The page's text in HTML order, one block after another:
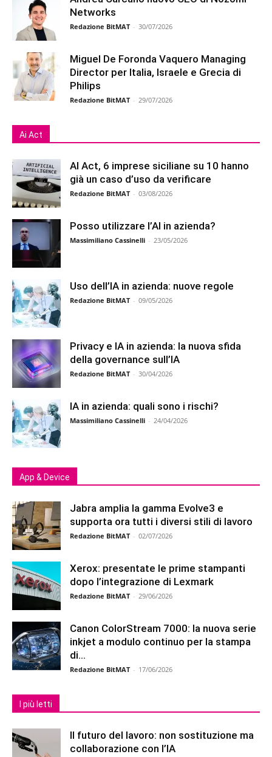
Networks
Redazione BitMAT - 30/07/2026
Miguel De Foronda Vaquero Managing
Director per Italia, Israele e Grecia di
Philips
Redazione BitMAT - 29/07/2026
Ai Act
AI Act, 6 imprese siciliane su 10 hanno
già un caso d’uso da verificare
Redazione BitMAT - 03/08/2026
Posso utilizzare l’AI in azienda?
Massimiliano Cassinelli - 23/05/2026
Uso dell’IA in azienda: nuove regole
Redazione BitMAT - 09/05/2026
Privacy e IA in azienda: la nuova sfida
della governance sull’IA
Redazione BitMAT - 30/04/2026
IA in azienda: quali sono i rischi?
Massimiliano Cassinelli - 24/04/2026
App & Device
Jabra amplia la gamma Evolve3 e
supporta ora tutti i diversi stili di lavoro
Redazione BitMAT - 02/07/2026
Xerox: presentate le prime stampanti
dopo l’integrazione di Lexmark
Redazione BitMAT - 29/06/2026
Canon ColorStream 7000: la nuova serie
inkjet a modulo continuo per la stampa
di...
Redazione BitMAT - 17/06/2026
I più letti
Il futuro del lavoro: non sostituzione ma
collaborazione con l’IA